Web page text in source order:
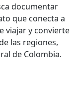
documentar
que conecta a
viajar y convierte
las regiones,
de Colombia.